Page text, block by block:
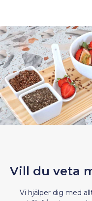
Vill du veta
Vi hjälper dig med